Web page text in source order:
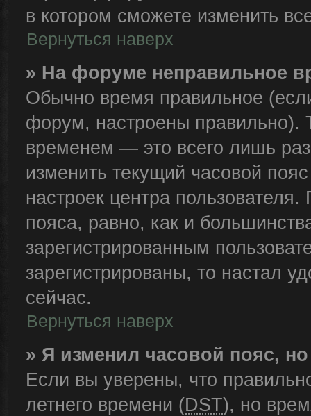
в котором сможете изменить
Вернуться наверх
» На форуме неправильное
Обычно время правильное
форум, настроены правильно).
временем — это всего лишь
изменить текущий часовой
настроек центра
пояса, равно, как и
зарегистрированным
зарегистрированы, то настал
сейчас.
Вернуться наверх
» Я изменил часовой пояс,
Если вы уверены, что
летнего времени (DST), но